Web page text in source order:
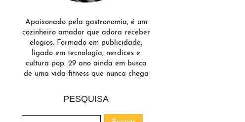
Apaixonado pela gastronomia, é um
cozinheiro amador que adora receber
elogios. Formado em publicidade,
ligado em tecnologia, nerdices e
cultura pop. 29 ano ainda em busca
de uma vida fitness que nunca chega
PESQUISA